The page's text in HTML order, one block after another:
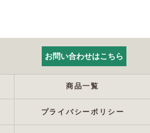
お問い合わせはこちら
商品一覧
プライバシーポリシー